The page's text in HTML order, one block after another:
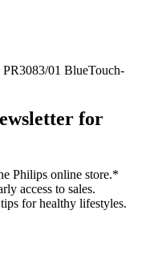
01 BlueTouch-
for
Philips online store.*
access to sales.
for healthy lifestyles.